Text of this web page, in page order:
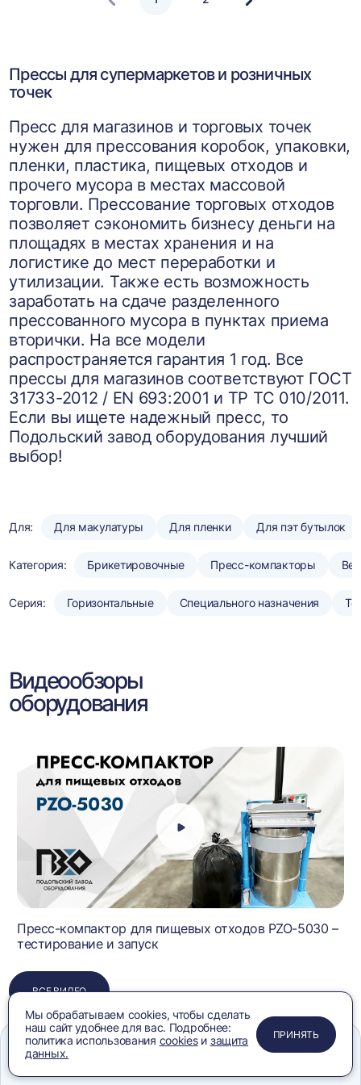
Следующая
Прессы для супермаркетов и розничных
точек
Пресс для магазинов и торговых точек
нужен для прессования коробок, упаковки,
пленки, пластика, пищевых отходов и
прочего мусора в местах массовой
торговли. Прессование торговых отходов
позволяет сэкономить бизнесу деньги на
площадях в местах хранения и на
логистике до мест переработки и
утилизации. Также есть возможность
заработать на сдаче разделенного
прессованного мусора в пунктах приема
вторички. На все модели
распространяется гарантия 1 год. Все
прессы для магазинов соответствуют ГОСТ
31733-2012 / EN 693:2001 и ТР ТС 010/2011.
Если вы ищете надежный пресс, то
Подольский завод оборудования лучший
выбор!
Для: Для макулатуры Для пленки Для пэт бутылок
Категория: Брикетировочные Пресс-компакторы
Серия: Горизонтальные Специального назначения
Видеообзоры
оборудования
Пресс-компактор для пищевых отходов PZO-5030 –
тестирование и запуск
ВСЕ ВИДЕО
ПРИМЕНИТЬ
ЗАКРЫТЬ
ЗАКРЫТЬ
ЗАКРЫТЬ
Мы обрабатываем cookies, чтобы сделать
наш сайт удобнее для вас. Подробнее:
политика использования cookiesи защита
данных.
ПРИНЯТЬ